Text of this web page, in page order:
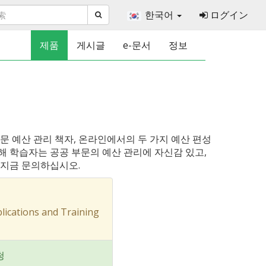
한국어 ログイン
제품 게시글 e-문서 정보
예산 관리 책자, 온라인에서의 두 가지 예산 편성
학습자는 공공 부문의 예산 관리에 자신감 있고,
금 문의하십시오.
and Training